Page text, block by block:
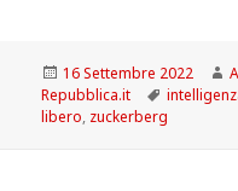
Scritto
il
16 Settembre 2022
Repubblica.it
Tag
libero, zuckerberg